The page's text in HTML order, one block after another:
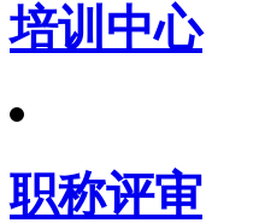
培训中心
职称评审